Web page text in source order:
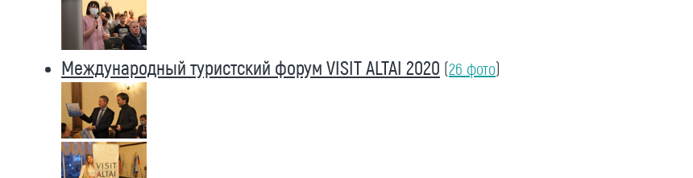
Международный туристский форум VISIT ALTAI 2020 (26 фото)